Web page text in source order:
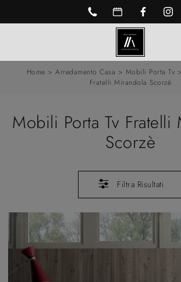
Home >Arredamento Casa > Mobili Porta Tv >
Fratelli Mirandola Scorzè
Mobili Porta Tv Fratelli
Scorzè
Filtra Risultati